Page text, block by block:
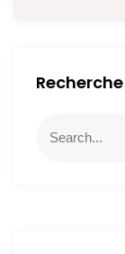
Recherche